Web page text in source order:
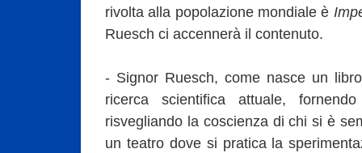
rivolta alla popolazione mondiale è
Ruesch ci accennerà il contenuto.
- Signor Ruesch, come nasce un
ricerca scientifica attuale,
risvegliando la coscienza di chi si è
un teatro dove si pratica la